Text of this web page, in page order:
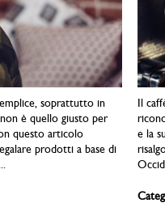
soprattutto in
è quello giusto per
questo articolo
prodotti a base di
Il
e la